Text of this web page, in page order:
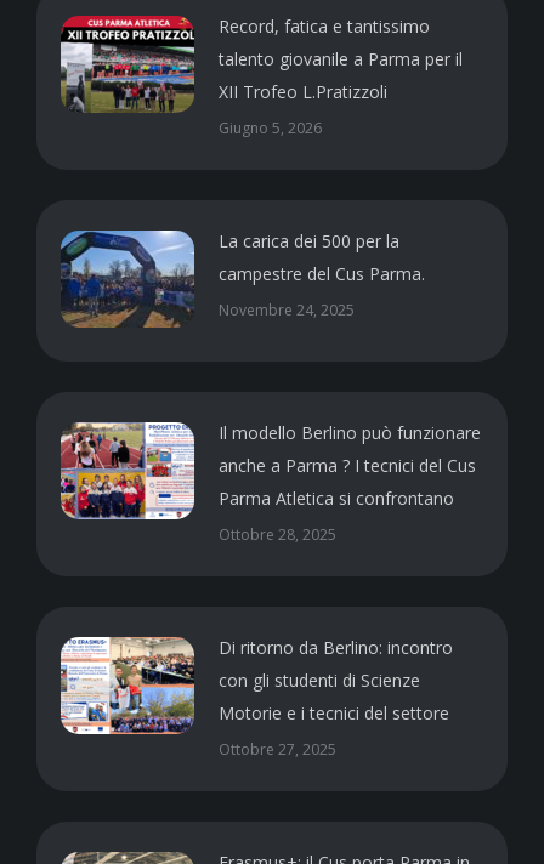
Record, fatica e tantissimo
talento giovanile a Parma per il
XII Trofeo L.Pratizzoli
Giugno 5, 2026
La carica dei 500 per la
campestre del Cus Parma.
Novembre 24, 2025
Il modello Berlino può funzionare
anche a Parma ? I tecnici del Cus
Parma Atletica si confrontano
Ottobre 28, 2025
Di ritorno da Berlino: incontro
con gli studenti di Scienze
Motorie e i tecnici del settore
Ottobre 27, 2025